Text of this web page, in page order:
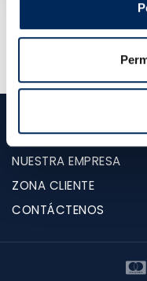
CATEGORÍAS
NUESTRA EMPRESA
ZONA CLIENTE
CONTÁCTENOS